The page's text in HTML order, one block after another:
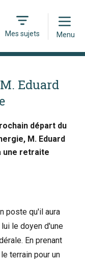
Mes sujets
Open
Menu
Eduard
départ du
M. Eduard
une retraite
poste qu'il aura
le doyen d'une
En prenant
terrain pour un